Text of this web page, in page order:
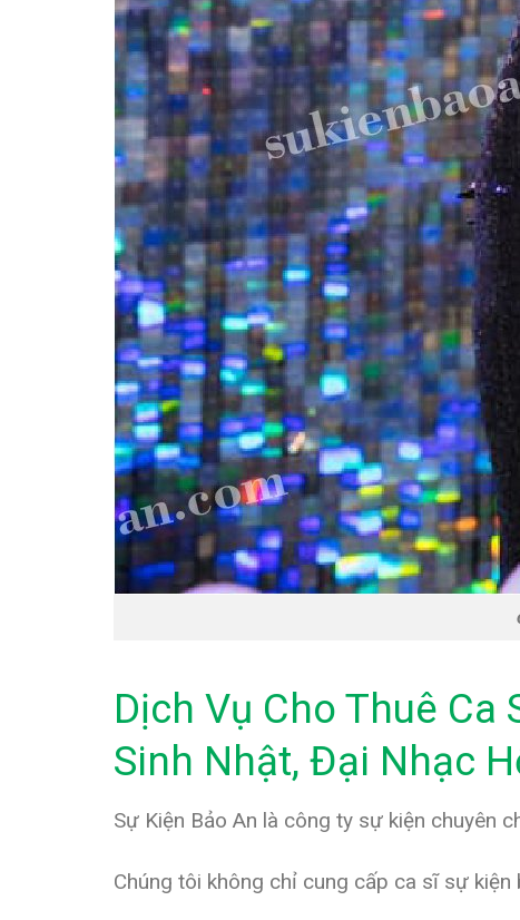
Dịch Vụ Cho Thuê Ca
Sinh Nhật, Đại Nhạc
Sự Kiện Bảo An là công ty sự kiện chuyên
Chúng tôi không chỉ cung cấp ca sĩ sự